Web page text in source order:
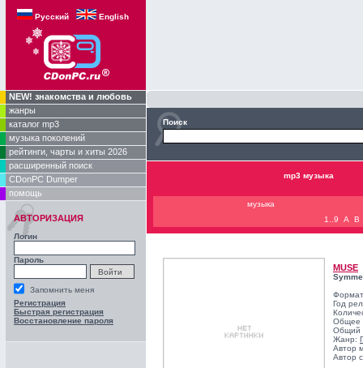
Русский English
NEW! знакомства и любовь
жанры
каталог mp3
музыка поколений
рейтинги, чарты и хиты 2026
расширенный поиск
CDonPC Dumper
помощь
АВТОРИЗАЦИЯ
Логин
Пароль
Запомнить меня
Регистрация
Быстрая регистрация
Восстановление пароля
Поиск
mp3 музыка
музыка
1..9
A B
MUSE
Год
Общее
Общий
Жанр:
Автор
Автор